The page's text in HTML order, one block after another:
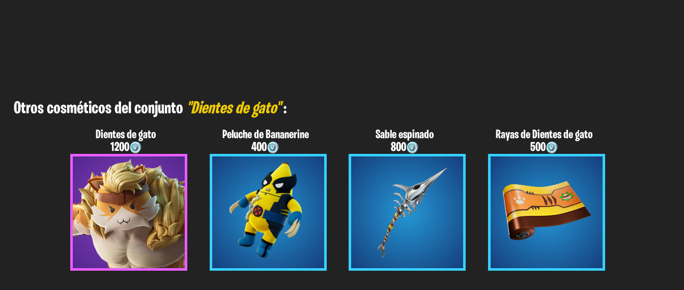
Otros cosméticos del conjunto "Dientes de gato":
Dientes de gato
1200
Peluche de Bananerine
400
Sable espinado
800
Rayas de Dientes de gato
500